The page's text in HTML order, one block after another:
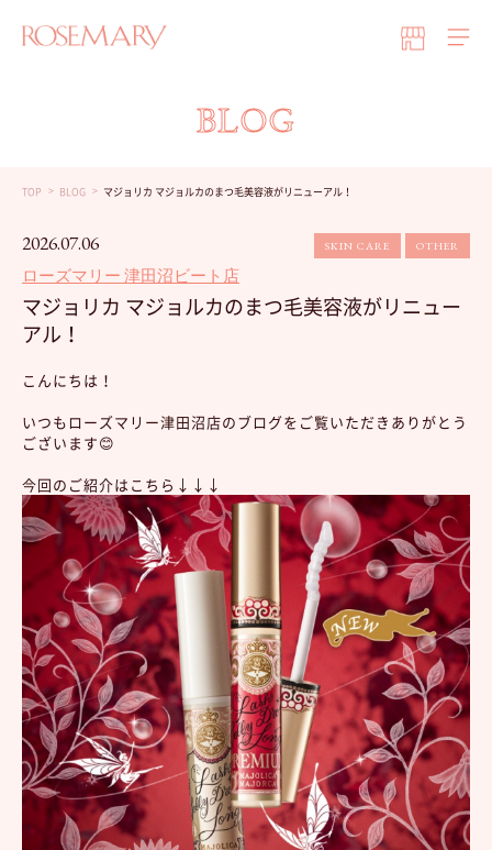
BLOG
TOP BLOG マジョリカ マジョルカのまつ毛美容液がリニューアル！
2026.07.06
ローズマリー 津田沼ビート店
SKIN CARE OTHER
マジョリカ マジョルカのまつ毛美容液がリニュー
アル！
こんにちは！
いつもローズマリー津田沼店のブログをご覧いただきありがとう
ございます😊
今回のご紹介はこちら↓↓↓